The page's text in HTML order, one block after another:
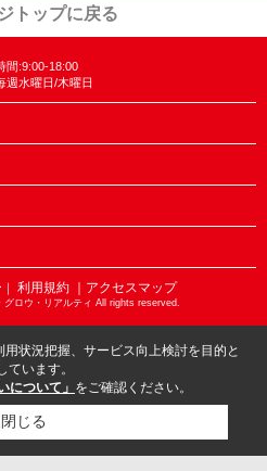
トップに戻る
間:9:00-18:00
週水曜日/木曜日
｜ 利用規約 ｜アクセスマップ
ロウ・リアルティ All rights reserved.
状況把握、サービス向上検討を目的と
います。
について」 をご確認ください。
閉じる